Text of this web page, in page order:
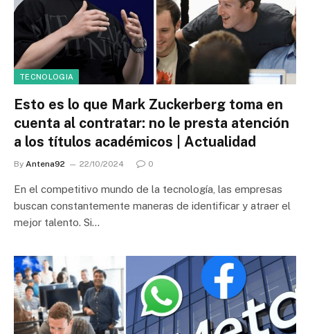
TECNOLOGIA
Esto es lo que Mark Zuckerberg toma en
cuenta al contratar: no le presta atención
a los títulos académicos | Actualidad
By Antena92 22/10/2024 0
En el competitivo mundo de la tecnología, las empresas
buscan constantemente maneras de identificar y atraer el
mejor talento. Si…